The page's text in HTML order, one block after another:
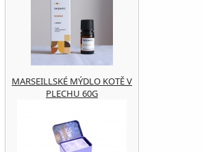
MARSEILLSKÉ MÝDLO KOTĚ V
PLECHU 60G